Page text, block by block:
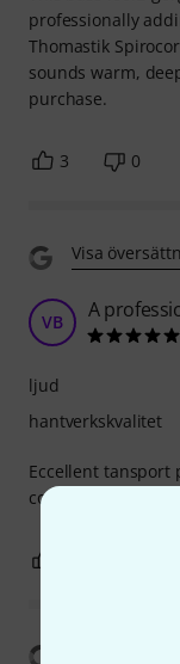
professionally
Thomastik
sounds warm,
purchase.
3 0
Visa
VB A
Eccellent tansport
construction!
ljud
hantverkskvalitet
Visa